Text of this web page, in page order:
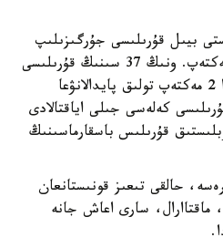
بيىل قۇرىلىسى جۇرگىزىلىپ
جاتقان 67 نىساننىڭ 63 ى مەكتەپ. ونىڭ 37 سىنىڭ قۇرىلىسى
اياقتالدى. ەندى قاراشا ايىندا 2 مەكتەپ تولىق پايدالانۋعا
كەلەسى جىلى اياقتالادى
قۇرىلىس باسقارماسىنىڭ
حالقى تىعىز قونىستانعان
سارى اعاش جانە